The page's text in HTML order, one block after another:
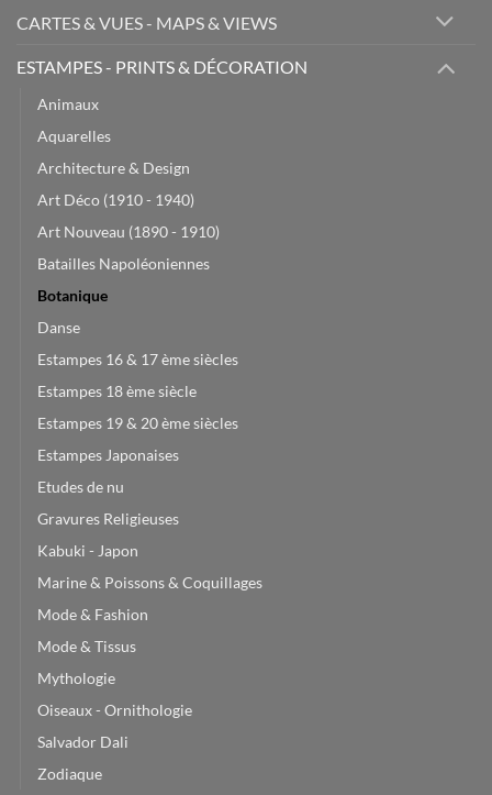
CARTES & VUES - MAPS & VIEWS
ESTAMPES - PRINTS & DÉCORATION
Animaux
Aquarelles
Architecture & Design
Art Déco (1910 - 1940)
Art Nouveau (1890 - 1910)
Batailles Napoléoniennes
Botanique
Danse
Estampes 16 & 17 ème siècles
Estampes 18 ème siècle
Estampes 19 & 20 ème siècles
Estampes Japonaises
Etudes de nu
Gravures Religieuses
Kabuki - Japon
Marine & Poissons & Coquillages
Mode & Fashion
Mode & Tissus
Mythologie
Oiseaux - Ornithologie
Salvador Dali
Zodiaque